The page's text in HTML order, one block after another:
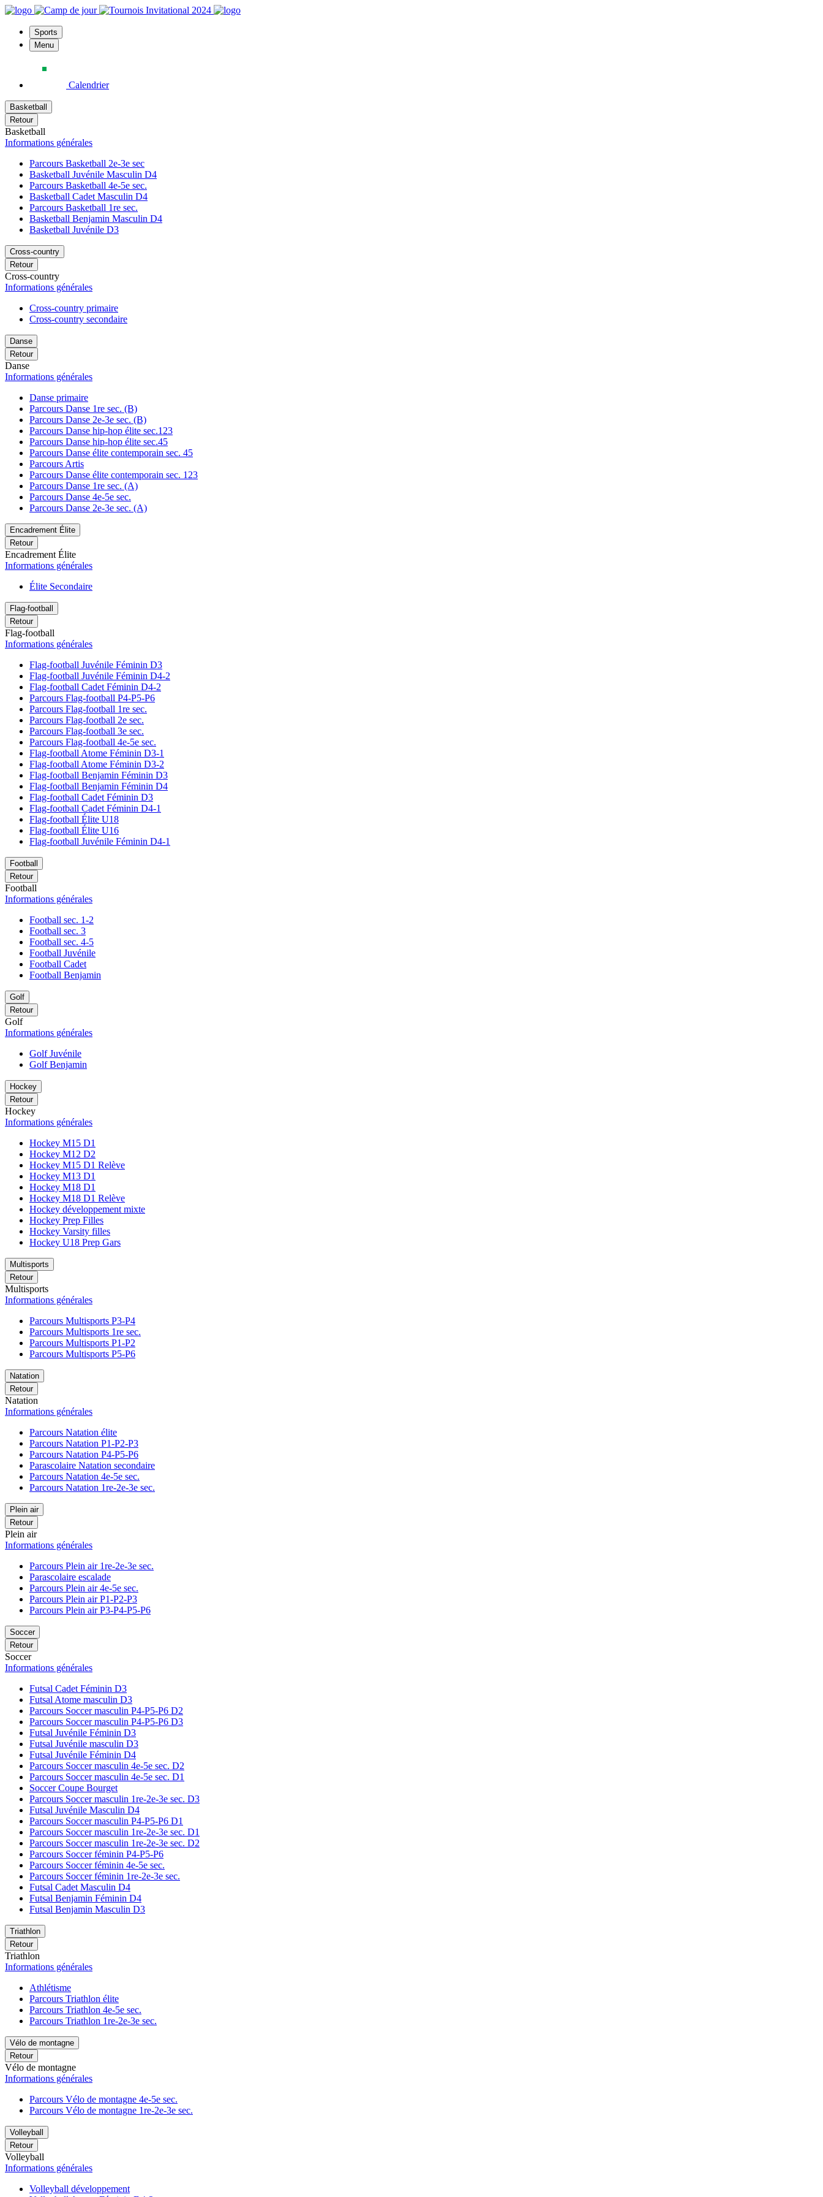
Sports
Menu
Calendrier
Basketball
Retour
Basketball
Informations générales
Parcours Basketball 2e-3e sec
Basketball Juvénile Masculin D4
Parcours Basketball 4e-5e sec.
Basketball Cadet Masculin D4
Parcours Basketball 1re sec.
Basketball Benjamin Masculin D4
Basketball Juvénile D3
Cross-country
Retour
Cross-country
Informations générales
Cross-country primaire
Cross-country secondaire
Danse
Retour
Danse
Informations générales
Danse primaire
Parcours Danse 1re sec. (B)
Parcours Danse 2e-3e sec. (B)
Parcours Danse hip-hop élite sec.123
Parcours Danse hip-hop élite sec.45
Parcours Danse élite contemporain sec. 45
Parcours Artis
Parcours Danse élite contemporain sec. 123
Parcours Danse 1re sec. (A)
Parcours Danse 4e-5e sec.
Parcours Danse 2e-3e sec. (A)
Encadrement Élite
Retour
Encadrement Élite
Informations générales
Élite Secondaire
Flag-football
Retour
Flag-football
Informations générales
Flag-football Juvénile Féminin D3
Flag-football Juvénile Féminin D4-2
Flag-football Cadet Féminin D4-2
Parcours Flag-football P4-P5-P6
Parcours Flag-football 1re sec.
Parcours Flag-football 2e sec.
Parcours Flag-football 3e sec.
Parcours Flag-football 4e-5e sec.
Flag-football Atome Féminin D3-1
Flag-football Atome Féminin D3-2
Flag-football Benjamin Féminin D3
Flag-football Benjamin Féminin D4
Flag-football Cadet Féminin D3
Flag-football Cadet Féminin D4-1
Flag-football Élite U18
Flag-football Élite U16
Flag-football Juvénile Féminin D4-1
Football
Retour
Football
Informations générales
Football sec. 1-2
Football sec. 3
Football sec. 4-5
Football Juvénile
Football Cadet
Football Benjamin
Golf
Retour
Golf
Informations générales
Golf Juvénile
Golf Benjamin
Hockey
Retour
Hockey
Informations générales
Hockey M15 D1
Hockey M12 D2
Hockey M15 D1 Relève
Hockey M13 D1
Hockey M18 D1
Hockey M18 D1 Relève
Hockey développement mixte
Hockey Prep Filles
Hockey Varsity filles
Hockey U18 Prep Gars
Multisports
Retour
Multisports
Informations générales
Parcours Multisports P3-P4
Parcours Multisports 1re sec.
Parcours Multisports P1-P2
Parcours Multisports P5-P6
Natation
Retour
Natation
Informations générales
Parcours Natation élite
Parcours Natation P1-P2-P3
Parcours Natation P4-P5-P6
Parascolaire Natation secondaire
Parcours Natation 4e-5e sec.
Parcours Natation 1re-2e-3e sec.
Plein air
Retour
Plein air
Informations générales
Parcours Plein air 1re-2e-3e sec.
Parascolaire escalade
Parcours Plein air 4e-5e sec.
Parcours Plein air P1-P2-P3
Parcours Plein air P3-P4-P5-P6
Soccer
Retour
Soccer
Informations générales
Futsal Cadet Féminin D3
Futsal Atome masculin D3
Parcours Soccer masculin P4-P5-P6 D2
Parcours Soccer masculin P4-P5-P6 D3
Futsal Juvénile Féminin D3
Futsal Juvénile masculin D3
Futsal Juvénile Féminin D4
Parcours Soccer masculin 4e-5e sec. D2
Parcours Soccer masculin 4e-5e sec. D1
Soccer Coupe Bourget
Parcours Soccer masculin 1re-2e-3e sec. D3
Futsal Juvénile Masculin D4
Parcours Soccer masculin P4-P5-P6 D1
Parcours Soccer masculin 1re-2e-3e sec. D1
Parcours Soccer masculin 1re-2e-3e sec. D2
Parcours Soccer féminin P4-P5-P6
Parcours Soccer féminin 4e-5e sec.
Parcours Soccer féminin 1re-2e-3e sec.
Futsal Cadet Masculin D4
Futsal Benjamin Féminin D4
Futsal Benjamin Masculin D3
Triathlon
Retour
Triathlon
Informations générales
Athlétisme
Parcours Triathlon élite
Parcours Triathlon 4e-5e sec.
Parcours Triathlon 1re-2e-3e sec.
Vélo de montagne
Retour
Vélo de montagne
Informations générales
Parcours Vélo de montagne 4e-5e sec.
Parcours Vélo de montagne 1re-2e-3e sec.
Volleyball
Retour
Volleyball
Informations générales
Volleyball développement